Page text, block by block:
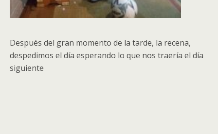
Después del gran momento de la tarde, la recena,
despedimos el día esperando lo que nos traería el día
siguiente